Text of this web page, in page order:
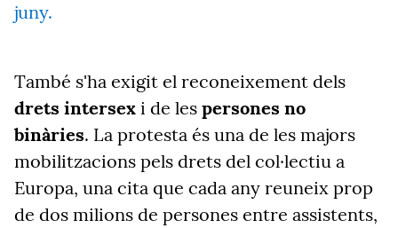
juny.
També s'ha exigit el reconeixement dels
drets intersex i de les persones no
binàries. La protesta és una de les majors
mobilitzacions pels drets del col·lectiu a
Europa, una cita que cada any reuneix prop
de dos milions de persones entre assistents,